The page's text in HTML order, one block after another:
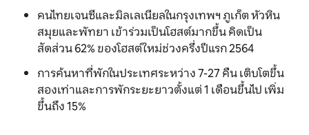
คนไทยเจนซีและมิลเลเนียลในกรุงเทพฯ ภูเก็ต หัวหิน
สมุยและพัทยา เข้าร่วมเป็นโฮสต์มากขึ้น คิดเป็น
สัดส่วน 62% ของโฮสต์ใหม่ช่วงครึ่งปีแรก 2564
การค้นหาที่พักในประเทศระหว่าง 7-27 คืน เติบโตขึ้น
สองเท่าและการพักระยะยาวตั้งแต่ 1 เดือนขึ้นไป เพิ่ม
ขึ้นถึง 15%